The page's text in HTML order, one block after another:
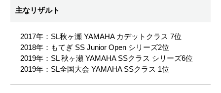
主なリザルト
2017年：SL秋ヶ瀬 YAMAHA カデットクラス 7位
2018年：もてぎ SS Junior Open シリーズ2位
2019年：SL 秋ヶ瀬 YAMAHA SSクラス シリーズ6位
2019年：SL全国大会 YAMAHA SSクラス 1位